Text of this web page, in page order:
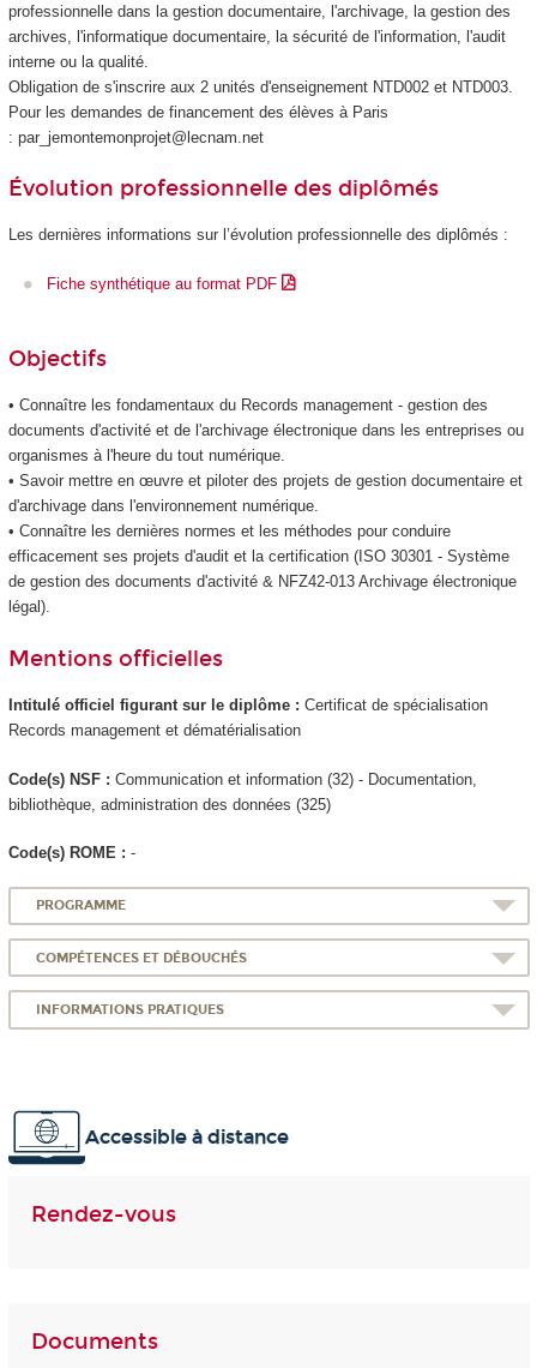
professionnelle dans la gestion documentaire, l'archivage, la gestion des
archives, l'informatique documentaire, la sécurité de l'information, l'audit
interne ou la qualité.
Obligation de s'inscrire aux 2 unités d'enseignementNTD002 et NTD003.
Pour les demandes de financement des élèves à Paris
: par_jemontemonprojet@lecnam.net
Évolution professionnelle des diplômés
Les dernières informations sur l’évolution professionnelle des diplômés :
Fiche synthétique au format PDF
Objectifs
• Connaître les fondamentaux du Records management - gestion des
documents d'activité et de l'archivage électronique dans les entreprises ou
organismes à l'heure du tout numérique.
• Savoir mettre en œuvre et piloter des projets de gestion documentaire et
d'archivage dans l'environnement numérique.
• Connaître les dernières normes et les méthodes pour conduire
efficacement ses projets d'audit et la certification (ISO 30301 - Système
de gestion des documents d'activité & NFZ42-013 Archivage électronique
légal).
Mentions officielles
Intitulé officiel figurant sur le diplôme : Certificat de spécialisation
Records management et dématérialisation
Code(s) NSF : Communication et information (32) - Documentation,
bibliothèque, administration des données (325)
Code(s) ROME : -
PROGRAMME
COMPÉTENCES ET DÉBOUCHÉS
INFORMATIONS PRATIQUES
Accessible à distance
Rendez-vous
Documents